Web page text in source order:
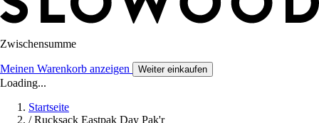
Zwischensumme
Meinen Warenkorb anzeigen Weiter einkaufen
Loading...
Startseite
/ Rucksack Eastpak Day Pak'r